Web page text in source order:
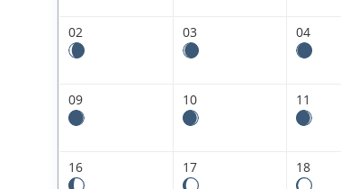
02 03 04
09 10 11
16
17 18